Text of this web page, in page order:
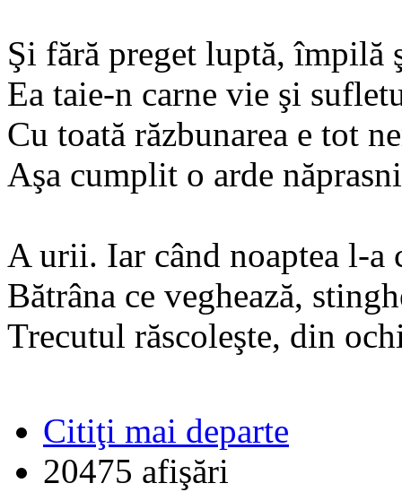
Şi fără preget luptă, împilă
Ea taie-n carne vie şi
Cu toată răzbunarea e tot
Aşa cumplit o arde
A urii. Iar când noaptea l-a
Bătrâna ce veghează,
Trecutul răscoleşte, din
Citiţi mai departe
20475 afişări